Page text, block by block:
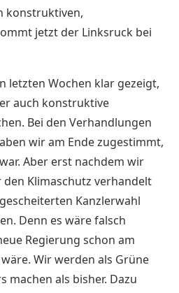
konstruktiven,
jetzt der Linksruck bei
letzten Wochen klar gezeigt,
auch konstruktive
Bei den Verhandlungen
wir am Ende zugestimmt,
Aber erst nachdem wir
Klimaschutz verhandelt
Kanzlerwahl
Denn es wäre falsch
Regierung schon am
Wir werden als Grüne
machen als bisher. Dazu